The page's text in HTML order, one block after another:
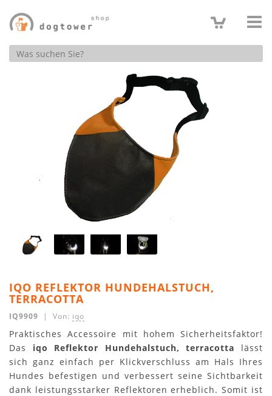
Produktsuche
IQO REFLEKTOR HUNDEHALSTUCH,
TERRACOTTA
IQ9909 | Von: iqo
Praktisches Accessoire mit hohem Sicherheitsfaktor!
Das iqo Reflektor Hundehalstuch, terracotta lässt
sich ganz einfach per Klickverschluss am Hals Ihres
Hundes befestigen und verbessert seine Sichtbarkeit
dank leistungsstarker Reflektoren erheblich. Somit ist